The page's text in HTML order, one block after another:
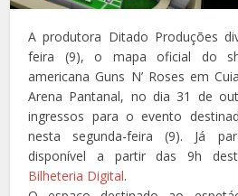
A produtora Ditado Produções
feira (9), o mapa oficial do
americana Guns N’ Roses em
Arena Pantanal, no dia 31 de
ingressos para o evento
nesta segunda-feira (9). Já
disponível a partir das 9h
Bilheteria Digital.